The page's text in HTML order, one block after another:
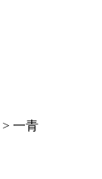
> 一青